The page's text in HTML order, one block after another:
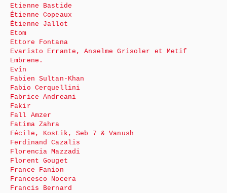
Etienne Bastide
Étienne Copeaux
Étienne Jallot
Etom
Ettore Fontana
Evaristo Errante, Anselme Grisoler et Metif
Embrene.
Evîn
Fabien Sultan-Khan
Fabio Cerquellini
Fabrice Andreani
Fakir
Fall Amzer
Fatima Zahra
Fécile, Kostik, Seb 7 & Vanush
Ferdinand Cazalis
Florencia Mazzadi
Florent Gouget
France Fanion
Francesco Nocera
Francis Bernard